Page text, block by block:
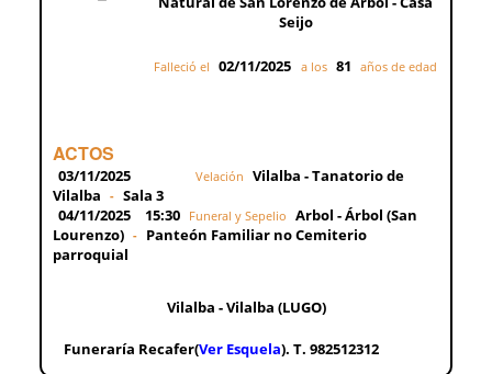
Seijo
Falleció el 02/11/2025 a los 81 años de edad
ACTOS
03/11/2025 Velación Vilalba - Tanatorio de
Vilalba - Sala 3
04/11/2025
15:30 Funeral y Sepelio Arbol - Árbol (San
Lourenzo) - Panteón Familiar no Cemiterio
parroquial
Vilalba - Vilalba (LUGO)
Funeraría Recafer(Ver Esquela). T. 982512312